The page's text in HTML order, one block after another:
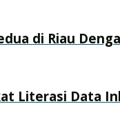
di Riau
Literasi Data